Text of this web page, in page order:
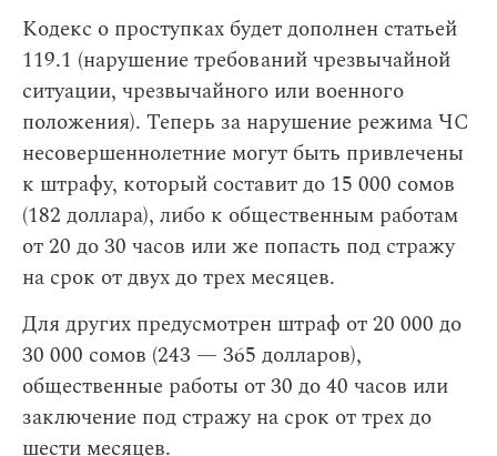
Кодекс о проступках будет дополнен статьей
119.1 (нарушение требований чрезвычайной
ситуации, чрезвычайного или военного
положения). Теперь за нарушение режима ЧС
несовершеннолетние могут быть привлечены
к штрафу, который составит до 15 000 сомов
(182 доллара), либо к общественным работам
от 20 до 30 часов или же попасть под стражу
на срок от двух до трех месяцев.
Для других предусмотрен штраф от 20 000 до
30 000 сомов (243 — 365 долларов),
общественные работы от 30 до 40 часов или
заключение под стражу на срок от трех до
шести месяцев.